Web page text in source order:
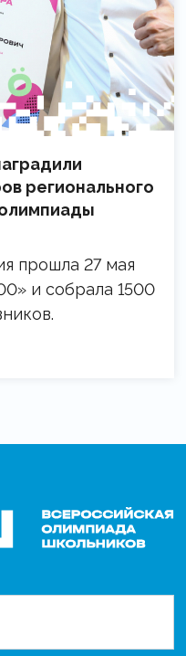
регионального
прошла 27 мая
и собрала 1500